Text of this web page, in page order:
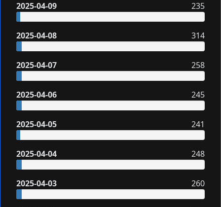
2025-04-09 235
2025-04-08 314
2025-04-07 258
2025-04-06 245
2025-04-05 241
2025-04-04 248
2025-04-03 260